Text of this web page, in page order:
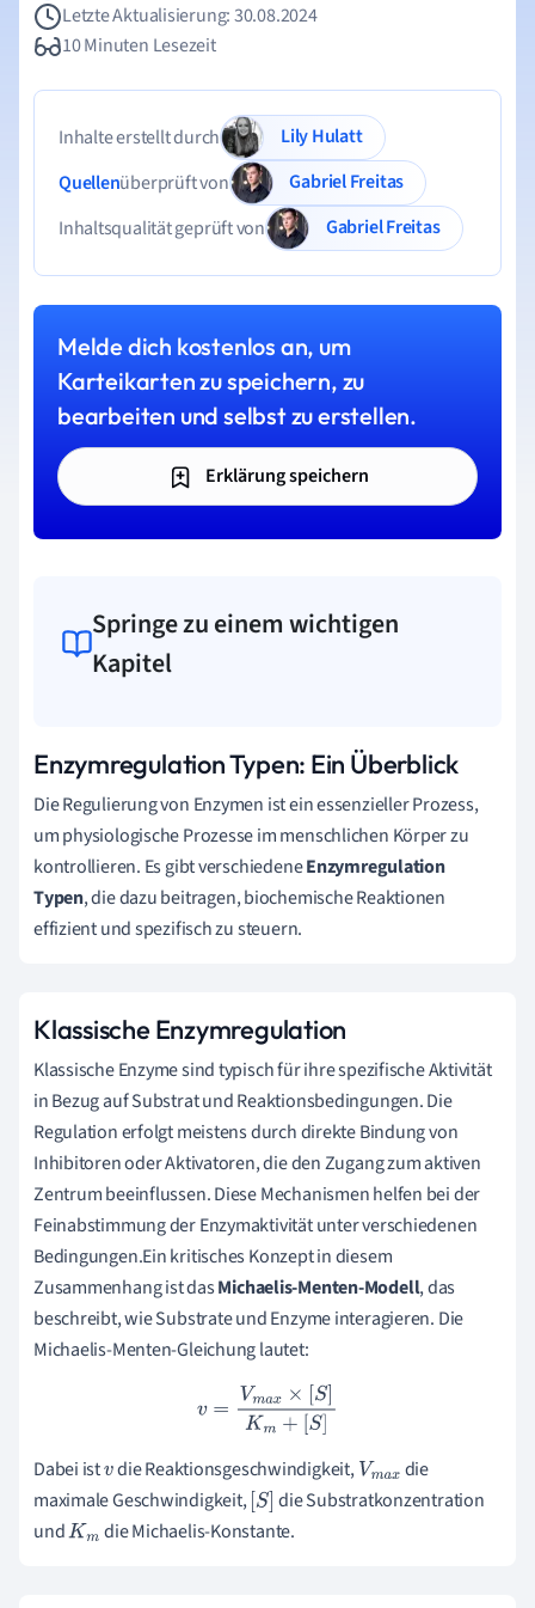
Letzte Aktualisierung: 30.08.2024
10 Minuten Lesezeit
Inhalte erstellt durch
Lily Hulatt
Quellenüberprüft von
Gabriel Freitas
Inhaltsqualität geprüft von
Gabriel Freitas
Melde dich kostenlos an, um
Karteikarten zu speichern, zu
bearbeiten und selbst zu erstellen.
Erklärung speichern
Springe zu einem wichtigen
Kapitel
Enzymregulation Typen: Ein Überblick
Die Regulierung von Enzymen ist ein essenzieller Prozess,
um physiologische Prozesse im menschlichen Körper zu
kontrollieren. Es gibt verschiedeneEnzymregulation
Typen, die dazu beitragen, biochemische Reaktionen
effizient und spezifisch zu steuern.
Klassische Enzymregulation
Klassische Enzyme sind typisch für ihre spezifische Aktivität
in Bezug auf Substrat und Reaktionsbedingungen. Die
Regulation erfolgt meistens durch direkte Bindung von
Inhibitoren oder Aktivatoren, die den Zugang zum aktiven
Zentrum beeinflussen. Diese Mechanismen helfen bei der
Feinabstimmung der Enzymaktivität unter verschiedenen
Bedingungen.Ein kritisches Konzept in diesem
Zusammenhang ist dasMichaelis-Menten-Modell, das
beschreibt, wie Substrate und Enzyme interagieren. Die
Michaelis-Menten-Gleichung lautet:
v= Vm ax×[S] Km +[S
Dabei istv die Reaktionsgeschwindigkeit, Vmaxdie
maximale Geschwindigkeit, [S] die Substratkonzentration
undKm die Michaelis-Konstante.